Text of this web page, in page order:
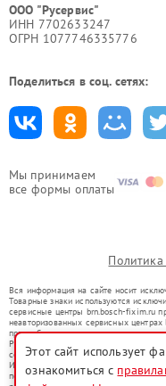
Мы принимаем
все формы оплаты
ООО "Русервис"
ИНН 7702633247
ОГРН 1077746335776
Поделиться в соц. сетях:
Вся информация на сайте носит
Товарные знаки используются
сервисные центры brn.bosch-fixim.ru
неавторизованных сервисных
правообладателями товарных знаков
Ремонт осуществляется для
со статьей 1487 ГК РФ.
Использование товарных знаков не
потребителей в заблуждение, а
Этот сайт использует
ознакомиться с